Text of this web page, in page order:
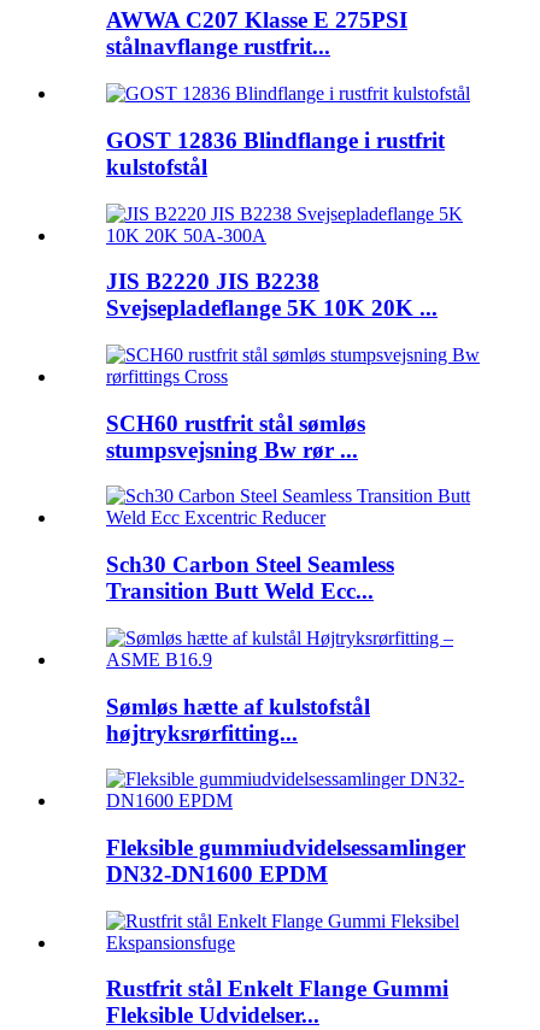
AWWA C207 Klasse E 275PSI
stålnavflange rustfrit...
GOST 12836 Blindflange i rustfrit
kulstofstål
JIS B2220 JIS B2238
Svejsepladeflange 5K 10K 20K ...
SCH60 rustfrit stål sømløs
stumpsvejsning Bw rør ...
Sch30 Carbon Steel Seamless
Transition Butt Weld Ecc...
Sømløs hætte af kulstofstål
højtryksrørfitting...
Fleksible gummiudvidelsessamlinger
DN32-DN1600 EPDM
Rustfrit stål Enkelt Flange Gummi
Fleksible Udvidelser...